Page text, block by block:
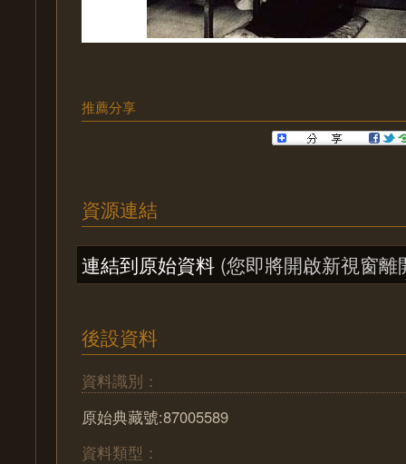
推薦分享
資源連結
連結到原始資料 (您即將開啟新視窗離
後設資料
資料識別：
原始典藏號:87005589
資料類型：